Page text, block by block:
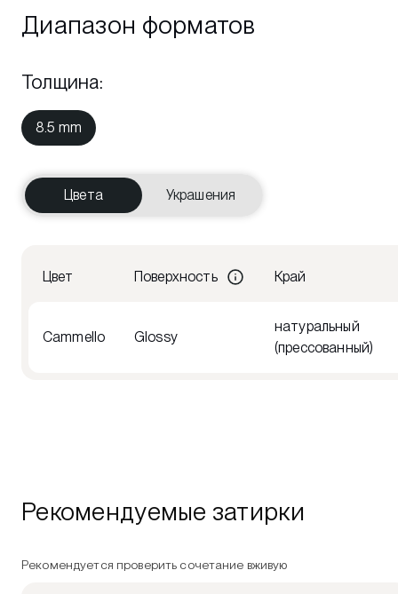
Диапазон форматов
Толщина:
8.5 mm
Цвета Украшения
Цвет Поверхность Край
Cammello Glossy
натуральный
(прессованный)
Рекомендуемые затирки
Рекомендуется проверить сочетание вживую